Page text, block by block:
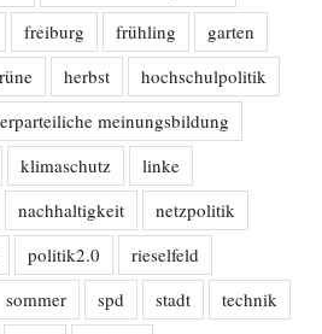
freiburg frühling
garten
herbst
hochschulpolitik
meinungsbildung
klimaschutz
linke
nachhaltigkeit
netzpolitik
politik2.0
rieselfeld
sommer spd stadt
technik